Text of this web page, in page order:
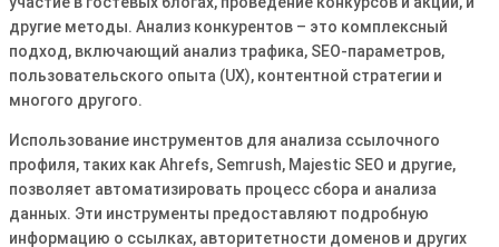
другие методы. Анализ конкурентов – это комплексный
подход, включающий анализ трафика, SEO-параметров,
пользовательского опыта (UX), контентной стратегии и
многого другого.
Использование инструментов для анализа ссылочного
профиля, таких как Ahrefs, Semrush, Majestic SEO и другие,
позволяет автоматизировать процесс сбора и анализа
данных. Эти инструменты предоставляют подробную
информацию о ссылках, авторитетности доменов и других